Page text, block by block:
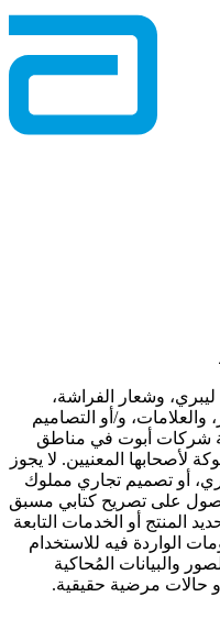
ليبري، وشعار الفراشة،
و/أو التصاميم
شركات أبوت في مناطق
لأصحابها المعنيين. لا يجوز
أو تصميم تجاري مملوك
على تصريح كتابي مسبق
المنتج أو الخدمات التابعة
الواردة فيه للاستخدام
والبيانات المُحاكية
حالات مرضية حقيقية.